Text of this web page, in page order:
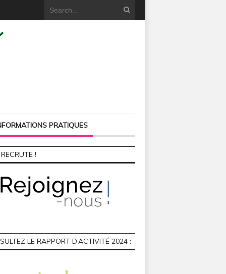
PRATIQUES
!
LE RAPPORT D’ACTIVITÉ 2024 :